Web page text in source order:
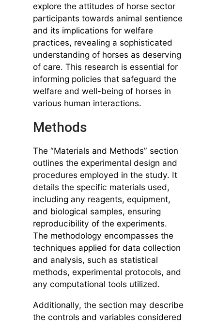
explore the attitudes of horse sector
participants towards animal sentience
and its implications for welfare
practices, revealing a sophisticated
understanding of horses as deserving
of care. This research is essential for
informing policies that safeguard the
welfare and well-being of horses in
various human interactions.
Methods
The “Materials and Methods” section
outlines the experimental design and
procedures employed in the study. It
details the specific materials used,
including any reagents, equipment,
and biological samples, ensuring
reproducibility of the experiments.
The methodology encompasses the
techniques applied for data collection
and analysis, such as statistical
methods, experimental protocols, and
any computational tools utilized.
Additionally, the section may describe
the controls and variables considered